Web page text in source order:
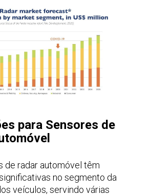
para Sensores de
de radar automóvel têm
no segmento da
veículos, servindo várias